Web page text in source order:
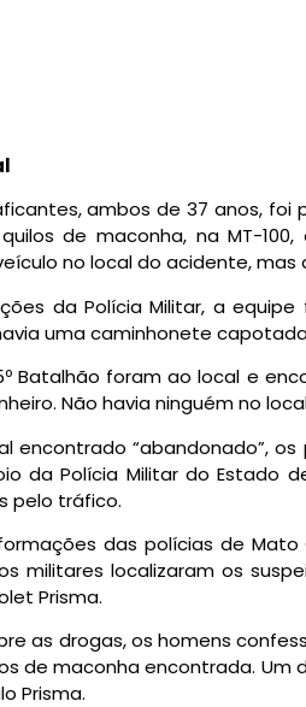
ambos de 37 anos,
de maconha, na MT-
no local do acidente,
da Polícia Militar, a
uma caminhonete
Batalhão foram ao local e
Não havia ninguém no
encontrado “abandonado”,
da Polícia Militar do Estado
pelo tráfico.
das polícias de
militares localizaram os
Prisma.
as drogas, os homens
de maconha encontrada.
Prisma.